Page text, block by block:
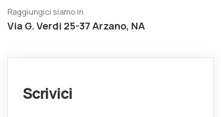
Raggiungici siamo in
Via G. Verdi 25-37 Arzano, NA
Scrivici